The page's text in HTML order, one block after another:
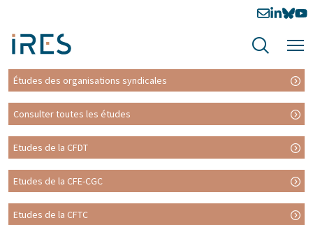
Études des organisations syndicales
Consulter toutes les études
Etudes de la CFDT
Etudes de la CFE-CGC
Etudes de la CFTC